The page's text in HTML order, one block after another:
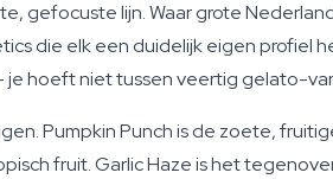
gefocuste lijn. Waar grote
die elk een duidelijk eigen profiel
hoeft niet tussen veertig gelato-
Pumpkin Punch is de zoete,
fruit. Garlic Haze is het